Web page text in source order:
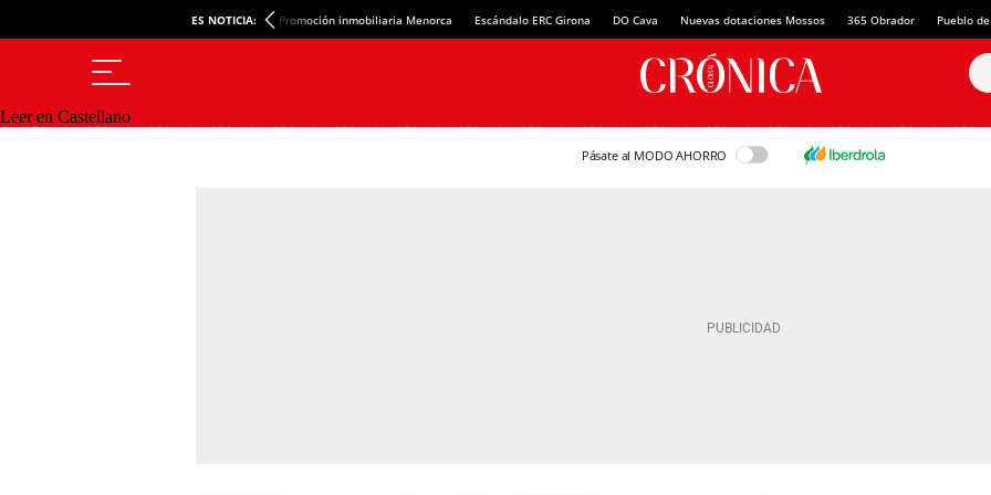
ES NOTICIA: Promoción inmobiliaria Menorca Escándalo ERC Girona DO Cava Nuevas dotaciones Mossos 365 Obrador Pueblo
Leer en Castellano
Pásate al MODO AHORRO